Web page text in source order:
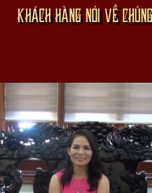
KHÁCH HÀNG NÓI VỀ